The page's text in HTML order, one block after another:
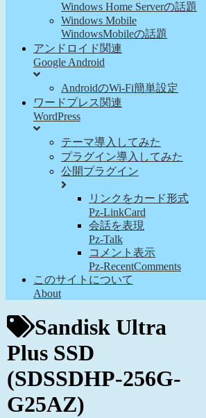
Windows Home Serverの話題
Windows Mobile
WindowsMobileの話題
アンドロイド関連
Google Android
AndroidのWi-Fi簡単設定
ワードプレス関連
WordPress
テーマ導入してみた
プラグイン導入してみた
公開プラグイン
リンクをカード形式
Pz-LinkCard
会話を表現
Pz-Talk
コメント表示
Pz-RecentComments
このサイトについて
About
Sandisk Ultra
Plus SSD
(SDSSDHP-256G-
G25AZ)